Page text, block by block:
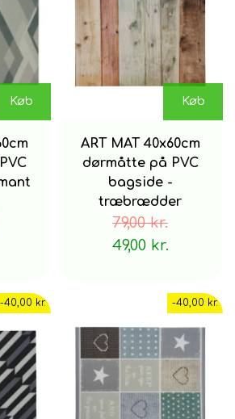
Køb Køb
ART MAT 40x60cm
dørmåtte på PVC
bagside -
træbrædder
79,00 kr.
49,00 kr.
-40,00 kr. -40,00 kr.